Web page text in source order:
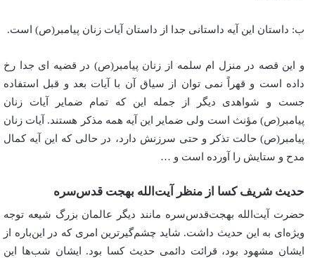
ب: داستان این آیه داستانی جدا از داستان آیات زنان پیامبر(ص) است.
و این قصه در منزل ام سلمه از زنان پیامبر(ص) در قضیه ای جدا رخ
داده است و قهراً نمی توان از سیاق آن با آیات بعد و قبل استفاده
جست و شواهدی دیگر از جمله این که تمام ضمایر آیات زنان
پیامبر(ص) مؤنث است ولی ضمایر این آیه همه مذکر هستند. آیات زنان
پیامبر(ص) حالت تذکر و حتی سرزنش دارد، در حالی که این آیه کمال
مدح و ستایش را آورده است و …
حدیث شریف کسا از منظر آیت‌الله بهجت قدس‌سره
حضرت آیت‌الله بهجت‌قدس‌سره مانند دیگر عالمان بزرگ شیعه توجه
ویژه‌ای به این حدیث داشت. شاید چشم‌گیرترین امری که در این‌باره از
ایشان مشهود بود، قرائت دائمی حدیث کسا بود. ایشان شب‌ها این